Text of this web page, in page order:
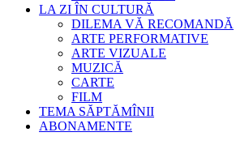
LA ZI ÎN CULTURĂ
DILEMA VĂ RECOMANDĂ
ARTE PERFORMATIVE
ARTE VIZUALE
MUZICĂ
CARTE
FILM
TEMA SĂPTĂMÎNII
ABONAMENTE